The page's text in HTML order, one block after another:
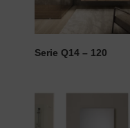
Serie Q14 – 120